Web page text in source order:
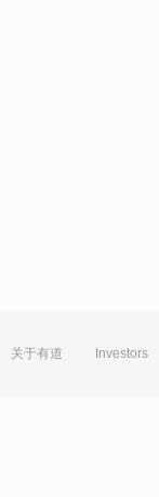
关于有道 Investors